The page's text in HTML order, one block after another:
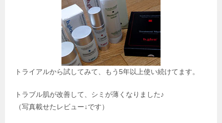
トライアルから試してみて、もう5年以上使い続けてます。
トラブル肌が改善して、シミが薄くなりました♪
（写真載せたレビュー↓です）